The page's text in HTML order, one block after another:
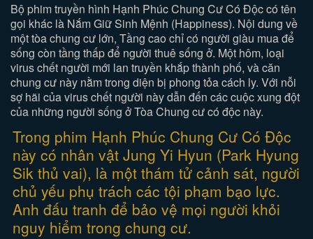
Bộ phim truyền hình Hạnh Phúc Chung Cư Có Độc có tên
gọi khác là Nắm Giữ Sinh Mệnh (Happiness). Nội dung về
một tòa chung cư lớn, Tầng cao chỉ có người giàu mua để
sống còn tầng thấp để người thuê sống ở. Một hôm, loại
virus chết người mới lan truyền khắp thành phố, và căn
chung cư này nằm trong diện bị phong tỏa cách ly. Với nỗi
sợ hãi của virus chết người này dẫn đến các cuộc xung đột
của những người sống ở Tòa Chung cư có độc này.
Trong phim Hạnh Phúc Chung Cư Có Độc
này có nhân vật Jung Yi Hyun (Park Hyung
Sik thủ vai), là một thám tử cảnh sát, người
chủ yếu phụ trách các tội phạm bạo lực.
Anh đấu tranh để bảo vệ mọi người khỏi
nguy hiểm trong chung cư.